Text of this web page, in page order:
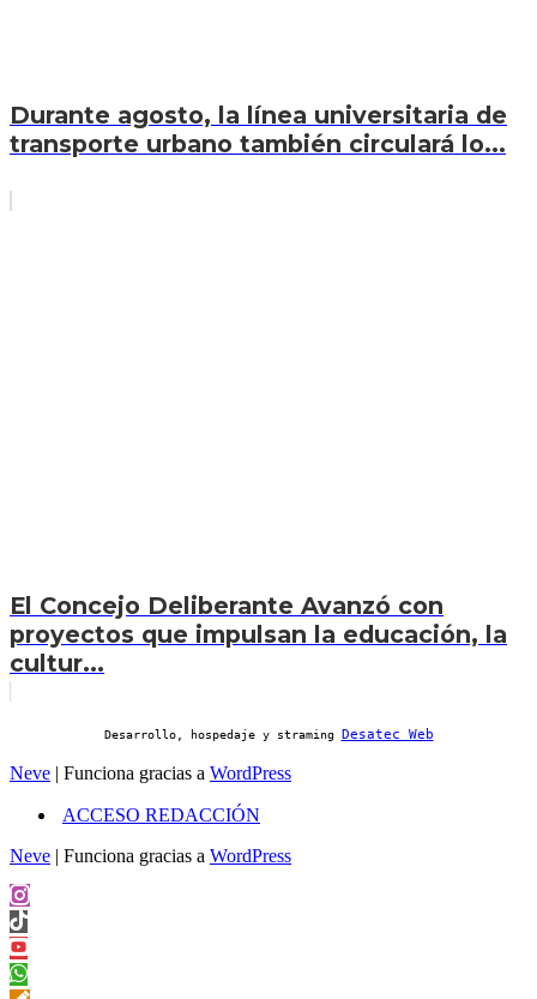
Durante agosto, la línea universitaria de
transporte urbano también circulará lo...
El Concejo Deliberante Avanzó con
proyectos que impulsan la educación, la
cultur...
Desarrollo, hospedaje y straming Desatec Web
Neve | Funciona gracias a WordPress
ACCESO REDACCIÓN
Neve | Funciona gracias a WordPress